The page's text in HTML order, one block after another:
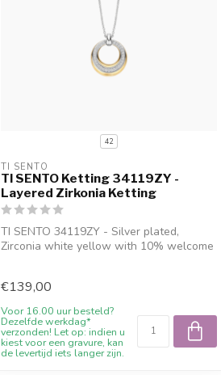
42
TI SENTO
TI SENTO Ketting 34119ZY -
Layered Zirkonia Ketting
TI SENTO 34119ZY - Silver plated,
Zirconia white yellow with 10% welcome
€139,00
Voor 16.00 uur besteld?
Dezelfde werkdag*
verzonden! Let op: indien u
kiest voor een gravure, kan
de levertijd iets langer zijn.